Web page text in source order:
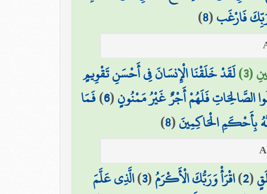
فَارْغَب(
8
)
(3) لَقَدْ خَلَقْنَا الْإِنسَانَ فِي أَحْسَنِ تَقْوِيمٍ
الصَّالِحَاتِ فَلَهُمْ أَجْرٌ غَيْرُ مَمْنُونٍ(
6
)فَمَا
بِأَحْكَمِ الْحَاكِمِينَ(
8
)
(
2
)اقْرَأْ وَرَبُّكَ الْأَكْرَمُ(
3
)الَّذِي عَلَّمَ